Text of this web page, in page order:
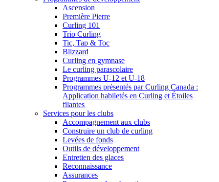
Ascension
Première Pierre
Curling 101
Trio Curling
Tic, Tap & Toc
Blizzard
Curling en gymnase
Le curling parascolaire
Programmes U-12 et U-18
Programmes présentés par Curling Canada :
Application habiletés en Curling et Étoiles
filantes
Services pour les clubs
Accompagnement aux clubs
Construire un club de curling
Levées de fonds
Outils de développement
Entretien des glaces
Reconnaissance
Assurances